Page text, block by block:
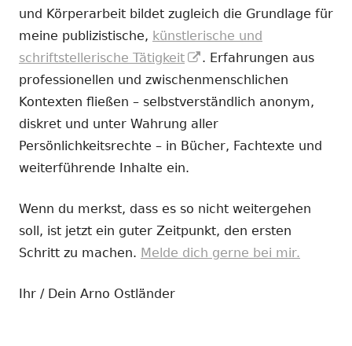
und Körperarbeit bildet zugleich die Grundlage für
meine publizistische, künstlerische und
schriftstellerische Tätigkeit
In
neuem
Fenster
öffnen
. Erfahrungen aus
professionellen und zwischenmenschlichen
Kontexten fließen – selbstverständlich anonym,
diskret und unter Wahrung aller
Persönlichkeitsrechte – in Bücher, Fachtexte und
weiterführende Inhalte ein.
Wenn du merkst, dass es so nicht weitergehen
soll, ist jetzt ein guter Zeitpunkt, den ersten
Schritt zu machen. Melde dich gerne bei mir.
Ihr / Dein Arno Ostländer